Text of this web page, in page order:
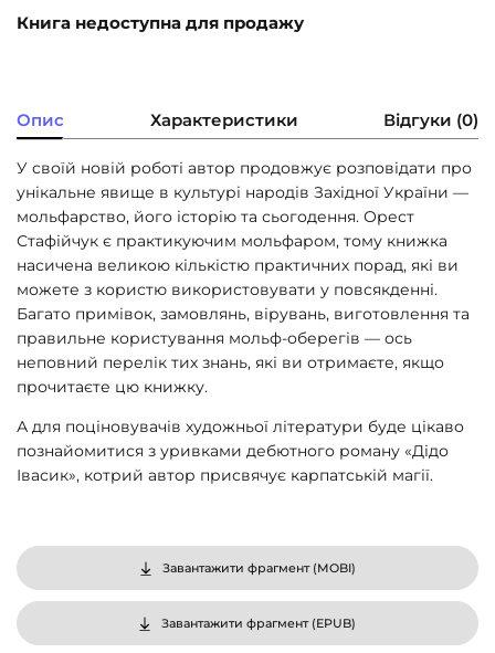
Книга недоступна для продажу
Опис Характеристики Відгуки (0)
У своїй новій роботі автор продовжує розповідати про
унікальне явище в культурі народів Західної України —
мольфарство, його історію та сьогодення. Орест
Стафійчук є практикуючим мольфаром, тому книжка
насичена великою кількістю практичних порад, які ви
можете з користю використовувати у повсякденні.
Багато примівок, замовлянь, вірувань, виготовлення та
правильне користування мольф-оберегів — ось
неповний перелік тих знань, які ви отримаєте, якщо
прочитаєте цю книжку.
А для поціновувачів художньої літератури буде цікаво
познайомитися з уривками дебютного роману «Дідо
Івасик», котрий автор присвячує карпатській магії.
Завантажити фрагмент (MOBI)
Завантажити фрагмент (EPUB)